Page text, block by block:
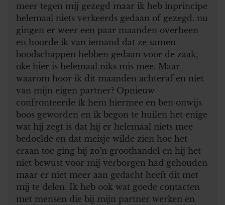
meer tegen mij gezegd maar ik heb inprincipe
helemaal niets verkeerds gedaan of gezegd. nu
gingen er weer een paar maanden overheen
en hoorde ik van iemand dat ze samen
boodschappen hebben gedaan voor de zaak,
oke hier is helemaal niks mis mee. Maar
waarom hoor ik dit maanden achteraf en niet
van mijn eigen partner? Opnieuw
confronteerde ik hem hiermee en ben onwijs
boos geworden en ik begon te huilen het enige
wat hij zegt is dat hij er helemaal niets mee
bedoelde en dat meisje wilde zien hoe het
eraan toe ging bij zo’n groothandel en hij het
niet bewust voor mij verborgen had gehouden
maar er niet meer aan gedacht heeft dit met
mij te delen. Ik heb ook wat goede contacten
met mensen die bij mijn partner werken en